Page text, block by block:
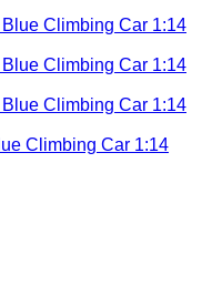
Climbing Car 1:14